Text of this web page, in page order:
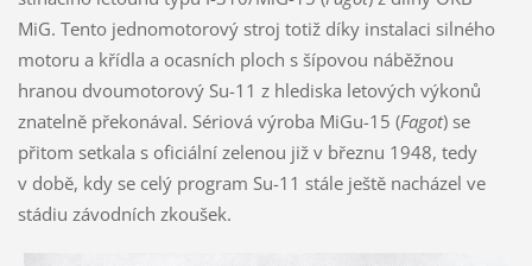
MiG. Tento jednomotorový stroj totiž díky instalaci silného
motoru a křídla a ocasních ploch s šípovou náběžnou
hranou dvoumotorový Su-11 z hlediska letových výkonů
znatelně překonával. Sériová výroba MiGu-15 (Fagot) se
přitom setkala s oficiální zelenou již v březnu 1948, tedy
v době, kdy se celý program Su-11 stále ještě nacházel ve
stádiu závodních zkoušek.